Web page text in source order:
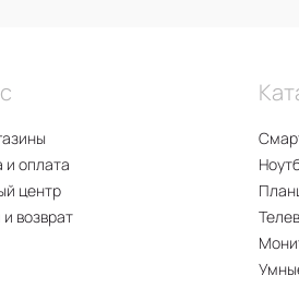
и оплата
центр
возврат